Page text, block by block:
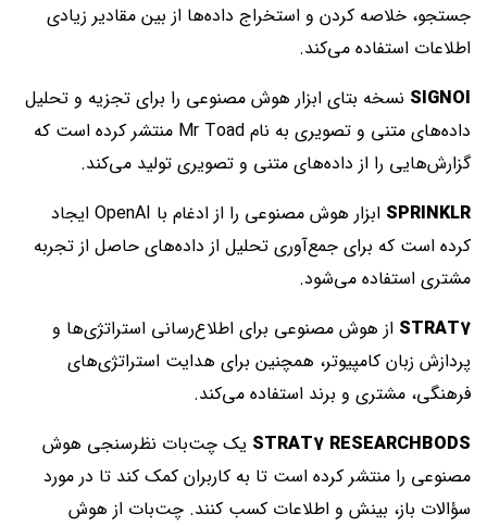
جستجو، خلاصه کردن و استخراج داده‌ها از بین مقادیر زیادی
اطلاعات استفاده می‌کند.
SIGNOI نسخه بتای ابزار هوش مصنوعی را برای تجزیه و تحلیل
داده‌های متنی و تصویری به نام Mr Toad منتشر کرده است که
گزارش‌هایی را از داده‌های متنی و تصویری تولید می‌کند.
SPRINKLR
ابزار هوش مصنوعی را از ادغام با OpenAI ایجاد
کرده است که برای جمع‌آوری تحلیل از داده‌های حاصل از تجربه
مشتری استفاده می‌شود.
STRAT7 از هوش مصنوعی برای اطلاع‌رسانی استراتژی‌ها و
پردازش زبان کامپیوتر، همچنین برای هدایت استراتژی‌های
فرهنگی، مشتری و برند استفاده می‌کند.
STRAT7 RESEARCHBODS یک چت‌بات نظرسنجی هوش
مصنوعی را منتشر کرده است تا به کاربران کمک کند تا در مورد
سؤالات باز، بینش و اطلاعات کسب کنند. چت‌بات از هوش